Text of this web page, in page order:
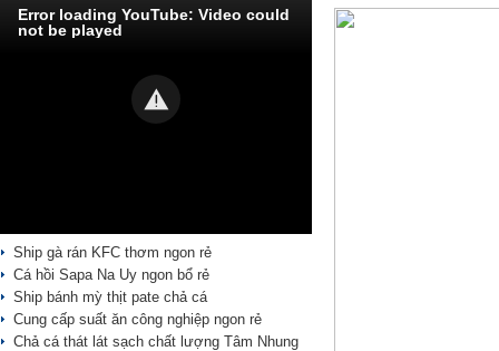
Error loading YouTube: Video could
not be played
Ship gà rán KFC thơm ngon rẻ
Cá hồi Sapa Na Uy ngon bổ rẻ
Ship bánh mỳ thịt pate chả cá
Cung cấp suất ăn công nghiệp ngon rẻ
Chả cá thát lát sạch chất lượng Tâm Nhung